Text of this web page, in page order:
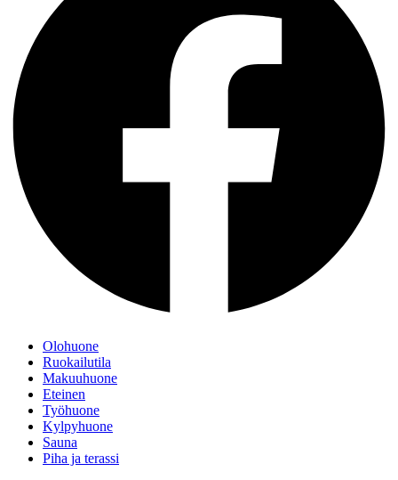
Olohuone
Ruokailutila
Makuuhuone
Eteinen
Työhuone
Kylpyhuone
Sauna
Piha ja terassi